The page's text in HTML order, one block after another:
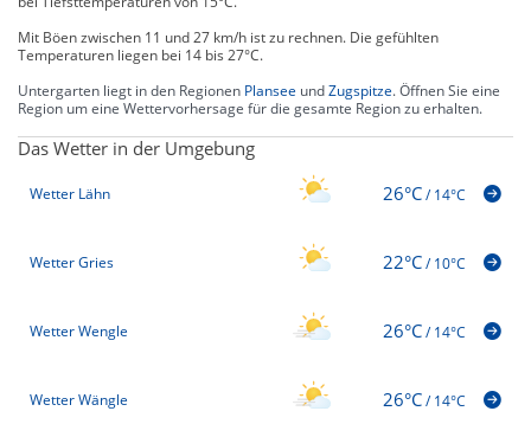
Mit Böen zwischen 11 und 27 km/h ist zu rechnen. Die gefühlten
Temperaturen liegen bei 14 bis 27°C.
Untergarten liegt in den Regionen Plansee undZugspitze. Öffnen Sie eine
Region um eine Wettervorhersage für die gesamte Region zu erhalten.
Das Wetter in der Umgebung
Wetter Lähn 26°C/14°C
Wetter Gries 22°C/10°C
Wetter Wengle 26°C/14°C
Wetter Wängle 26°C/14°C